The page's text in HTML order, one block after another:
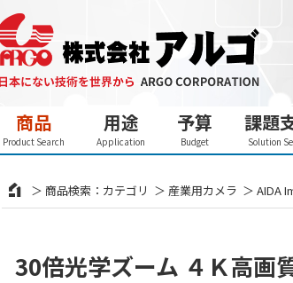
商品
Product Search
用途
Application
予算
Budget
課題
Solution
商品検索：カテゴリ 産業用カメラ AIDA
30倍光学ズーム ４Ｋ高